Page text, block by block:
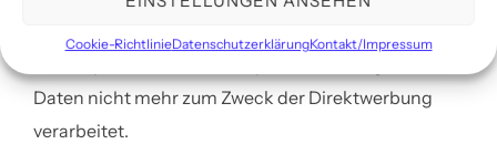
Cookie-RichtlinieDatenschutzerklärungKontakt/Impressum
Daten nicht mehr zum Zweck der Direktwerbung
verarbeitet.